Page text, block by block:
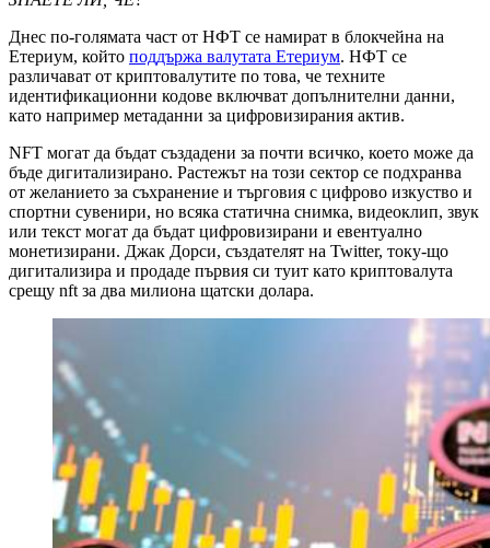
Днес по-голямата част от НФТ се намират в блокчейна на
Етериум, който поддържа валутата Етериум. НФТ се
различават от криптовалутите по това, че техните
идентификационни кодове включват допълнителни данни,
като например метаданни за цифровизирания актив.
NFT могат да бъдат създадени за почти всичко, което може да
бъде дигитализирано. Растежът на този сектор се подхранва
от желанието за съхранение и търговия с цифрово изкуство и
спортни сувенири, но всяка статична снимка, видеоклип, звук
или текст могат да бъдат цифровизирани и евентуално
монетизирани. Джак Дорси, създателят на Twitter, току-що
дигитализира и продаде първия си туит като криптовалута
срещу nft за два милиона щатски долара.